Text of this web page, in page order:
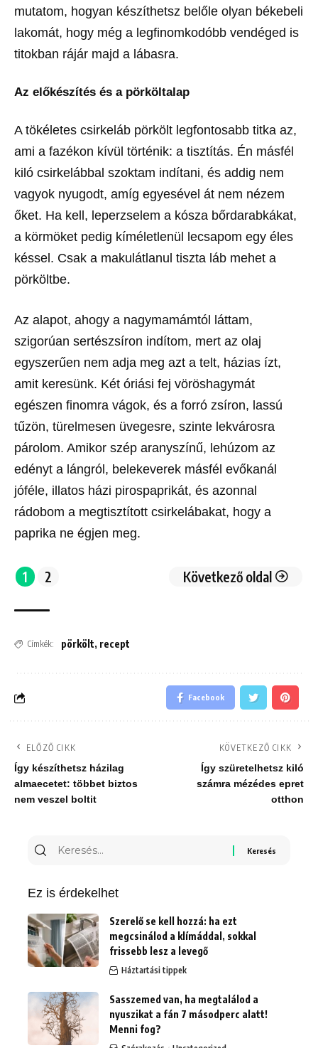
mutatom, hogyan készíthetsz belőle olyan békebeli
lakomát, hogy még a legfinomkodóbb vendéged is
titokban rájár majd a lábasra.
Az előkészítés és a pörköltalap
A tökéletes csirkeláb pörkölt legfontosabb titka az,
ami a fazékon kívül történik: a tisztítás. Én másfél
kiló csirkelábbal szoktam indítani, és addig nem
vagyok nyugodt, amíg egyesével át nem nézem
őket. Ha kell, leperzselem a kósza bőrdarabkákat,
a körmöket pedig kíméletlenül lecsapom egy éles
késsel. Csak a makulátlanul tiszta láb mehet a
pörköltbe.
Az alapot, ahogy a nagymamámtól láttam,
szigorúan sertészsíron indítom, mert az olaj
egyszerűen nem adja meg azt a telt, házias ízt,
amit keresünk. Két óriási fej vöröshagymát
egészen finomra vágok, és a forró zsíron, lassú
tűzön, türelmesen üvegesre, szinte lekvárosra
párolom. Amikor szép aranyszínű, lehúzom az
edényt a lángról, belekeverek másfél evőkanál
jóféle, illatos házi pirospaprikát, és azonnal
rádobom a megtisztított csirkelábakat, hogy a
paprika ne égjen meg.
1 2 Következő oldal
Címkék: pörkölt, recept
Facebook
ELŐZŐ CIKK
Így készíthetsz házilag
almaecetet: többet biztos
nem veszel boltit
KÖVETKEZŐ CIKK
Így szüretelhetsz kiló
számra mézédes epret
otthon
Keresés
Ez is érdekelhet
Szerelő se kell hozzá: ha ezt
megcsinálod a klímáddal, sokkal
frissebb lesz a levegő
Háztartási tippek
Sasszemed van, ha megtalálod a
nyuszikat a fán 7 másodperc alatt!
Menni fog?